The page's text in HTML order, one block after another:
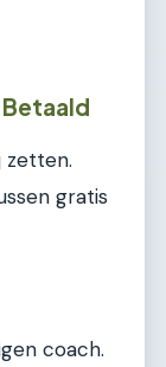
zetten.
gratis
coach.